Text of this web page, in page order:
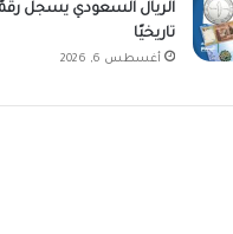
الريال السعودي يسجل
تاريخيًا
أغسطس 6, 2026